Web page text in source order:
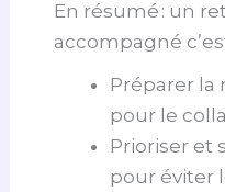
En résumé : un
accompagné
Préparer la
pour le
Prioriser et
pour éviter